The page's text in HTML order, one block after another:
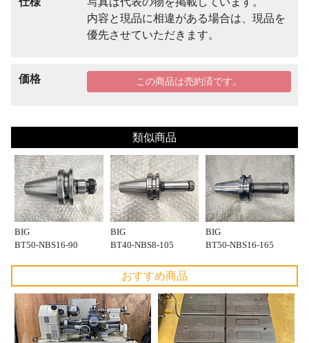
内容と現品に相違がある場合は、現品を
優先させていただきます。
価格 この商品は売約済です。
類似商品
BIG
BT50-NBS16-90
BIG
BT40-NBS8-105
BIG
BT50-NBS16-165
おすすめ商品